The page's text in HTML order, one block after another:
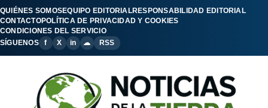
QUIÉNES SOMOSEQUIPO EDITORIALRESPONSABILIDAD EDITORIAL
CONTACTOPOLÍTICA DE PRIVACIDAD Y COOKIES
CONDICIONES DEL SERVICIO
SÍGUENOS
f X in ☁ RSS